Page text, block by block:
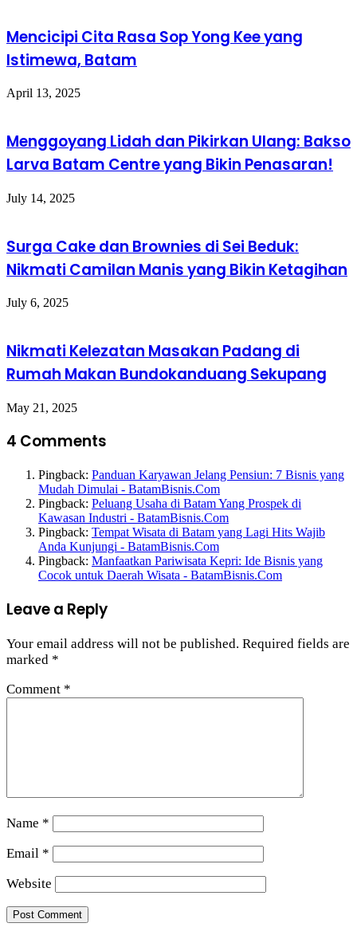
Mencicipi Cita Rasa Sop Yong Kee yang
Istimewa, Batam
April 13, 2025
Menggoyang Lidah dan Pikirkan Ulang: Bakso
Larva Batam Centre yang Bikin Penasaran!
July 14, 2025
Surga Cake dan Brownies di Sei Beduk:
Nikmati Camilan Manis yang Bikin Ketagihan
July 6, 2025
Nikmati Kelezatan Masakan Padang di
Rumah Makan Bundokanduang Sekupang
May 21, 2025
4 Comments
Pingback: Panduan Karyawan Jelang Pensiun: 7 Bisnis yang
Mudah Dimulai - BatamBisnis.Com
Pingback: Peluang Usaha di Batam Yang Prospek di
Kawasan Industri - BatamBisnis.Com
Pingback: Tempat Wisata di Batam yang Lagi Hits Wajib
Anda Kunjungi - BatamBisnis.Com
Pingback: Manfaatkan Pariwisata Kepri: Ide Bisnis yang
Cocok untuk Daerah Wisata - BatamBisnis.Com
Leave a Reply
Your email address will not be published. Required fields are
marked *
Comment *
Name *
Email *
Website